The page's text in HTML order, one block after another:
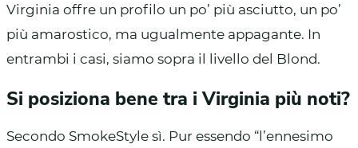
Virginia offre un profilo un po’ più asciutto, un po’
più amarostico, ma ugualmente appagante. In
entrambi i casi, siamo sopra il livello del Blond.
Si posiziona bene tra i Virginia più noti?
Secondo SmokeStyle sì. Pur essendo “l’ennesimo